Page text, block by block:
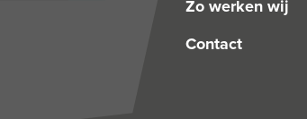
Zo werken wij
Contact